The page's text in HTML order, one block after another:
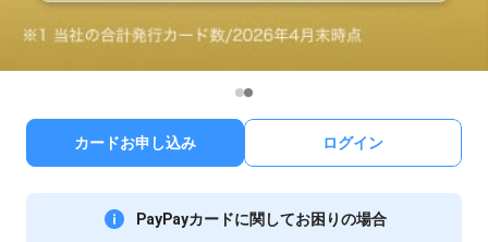
カードお申し込み ログイン
PayPayカードに関してお困りの場合